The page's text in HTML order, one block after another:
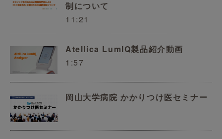
制について
11:21
Atellica LumIQ製品紹介動画
1:57
岡山大学病院 かかりつけ医セミナー